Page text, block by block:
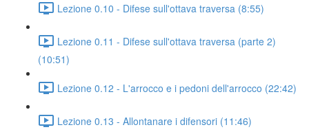
Lezione 0.10 - Difese sull'ottava traversa (8:55)
Lezione 0.11 - Difese sull'ottava traversa (parte 2)
(10:51)
Lezione 0.12 - L'arrocco e i pedoni dell'arrocco (22:42)
Lezione 0.13 - Allontanare i difensori (11:46)